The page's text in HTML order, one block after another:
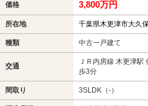
価格 3,800万円
所在地 千葉県木更津市大久
種類 中古一戸建て
交通
ＪＲ内房線 木更津
歩3分
間取り 3SLDK（-）